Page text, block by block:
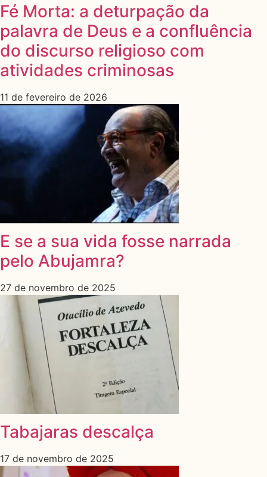
Fé Morta: a deturpação da
palavra de Deus e a confluência
do discurso religioso com
atividades criminosas
11 de fevereiro de 2026
E se a sua vida fosse narrada
pelo Abujamra?
27 de novembro de 2025
Tabajaras descalça
17 de novembro de 2025